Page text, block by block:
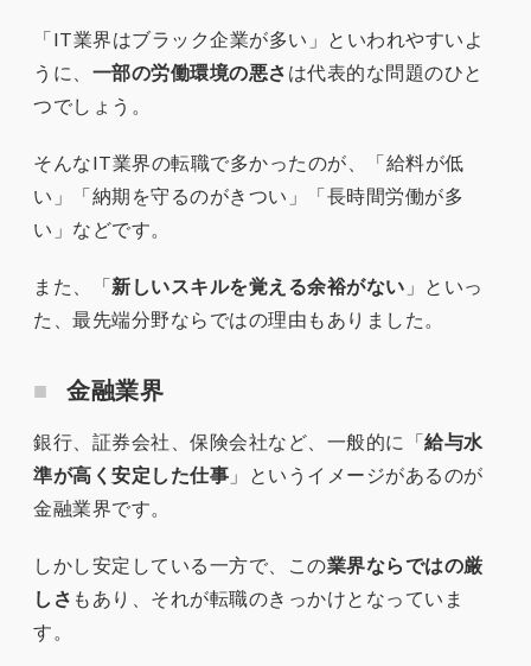
「IT業界はブラック企業が多い」といわれやすいよ
うに、 一部の労働環境の悪さ は代表的な問題のひと
つでしょう。
そんなIT業界の転職で多かったのが、「給料が低
い」「納期を守るのがきつい」「長時間労働が多
い」などです。
また、「新しいスキルを覚える余裕がない 」といっ
た、最先端分野ならではの理由もありました。
金融業界
銀行、証券会社、保険会社など、一般的に「給与水
準が高く安定した仕事 」というイメージがあるのが
金融業界です。
しかし安定している一方で、この業界ならではの厳
しさ もあり、それが転職のきっかけとなっていま
す。